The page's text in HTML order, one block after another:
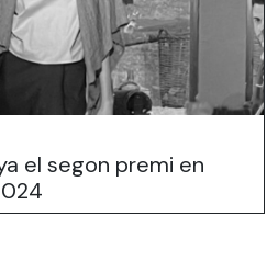
el segon premi en